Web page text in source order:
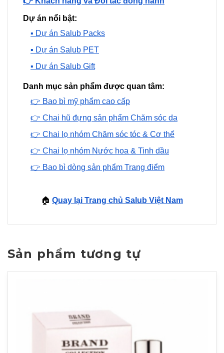
Dự án nổi bật:
▪️ Dự án Salub Packs
▪️ Dự án Salub PET
▪️ Dự án Salub Gift
Danh mục sản phẩm được quan tâm:
👉 Bao bì mỹ phẩm cao cấp
👉 Chai hũ đựng sản phẩm Chăm sóc da
👉 Chai lọ nhóm Chăm sóc tóc & Cơ thể
👉 Chai lọ nhóm Nước hoa & Tinh dầu
👉 Bao bì dòng sản phẩm Trang điểm
🏠 Quay lại Trang chủ Salub Việt Nam
Sản phẩm tương tự